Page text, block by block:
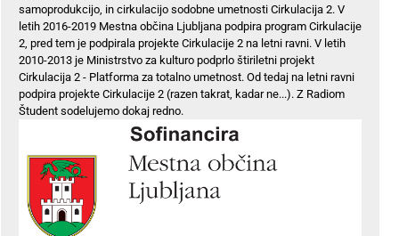
samoprodukcijo, in cirkulacijo sodobne umetnosti Cirkulacija 2. V
letih 2016-2019 Mestna občina Ljubljana podpira program Cirkulacije
2, pred tem je podpirala projekte Cirkulacije 2 na letni ravni. V letih
2010-2013 je Ministrstvo za kulturo podprlo štiriletni projekt
Cirkulacija 2 - Platforma za totalno umetnost. Od tedaj na letni ravni
podpira projekte Cirkulacije 2 (razen takrat, kadar ne...). Z Radiom
Študent sodelujemo dokaj redno.